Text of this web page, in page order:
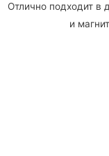
Отлично подходит в
и